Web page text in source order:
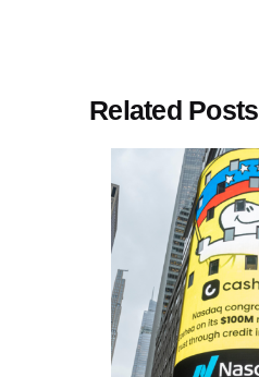
Related Posts